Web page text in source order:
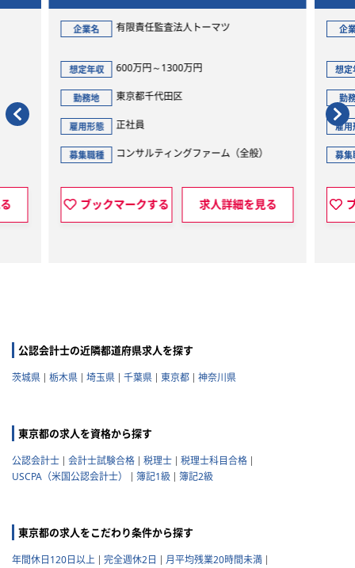
有限責任監査法人トーマツ
600万円～1300万円
東京都千代田区
用形態 正社員
コンサルティングファーム（全般）
ブックマークする 求人詳細を見る
監査法
600万円
東京都新
正社員
監査法人
ブックマーク
公認会計士の近隣都道府県求人を探す
茨城県 栃木県 埼玉県 千葉県 東京都 神奈川県
東京都の求人を資格から探す
公認会計士 会計士試験合格 税理士
税理士科目合格
USCPA（米国公認会計士）
簿記1級 簿記2級
東京都の求人をこだわり条件から探す
年間休日120日以上 完全週休2日
月平均残業20時間未満